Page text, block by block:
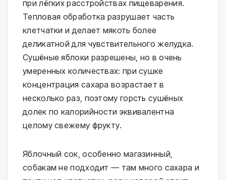
при лёгких расстройствах пищеварения.
Тепловая обработка разрушает часть
клетчатки и делает мякоть более
деликатной для чувствительного желудка.
Сушёные яблоки разрешены, но в очень
умеренных количествах: при сушке
концентрация сахара возрастает в
несколько раз, поэтому горсть сушёных
долек по калорийности эквивалентна
целому свежему фрукту.
Яблочный сок, особенно магазинный,
собакам не подходит — там много сахара и